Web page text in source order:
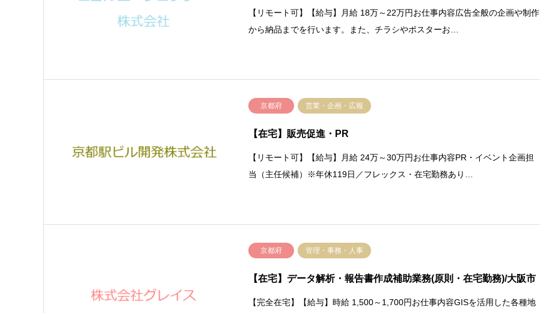
【リモート可】【給与】月給 18万～22万円お仕事内容広告全般の企画や制作
から納品までを行います。また、チラシやポスターお…
京都府 営業・企画・広報
【在宅】販売促進・PR
【リモート可】【給与】月給 24万～30万円お仕事内容PR・イベント企画担
当（主任候補）※年休119日／フレックス・在宅勤務あり…
京都府 管理・事務・人事
【在宅】データ解析・報告書作成補助業務(原則・在宅勤務)/大阪市
【完全在宅】【給与】時給 1,500～1,700円お仕事内容GISを活用した各種地